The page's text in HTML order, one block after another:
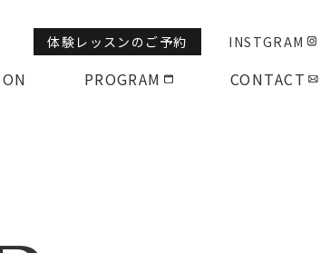
体験レッスンのご予約 INSTGRAM
PROGRAM CONTACT